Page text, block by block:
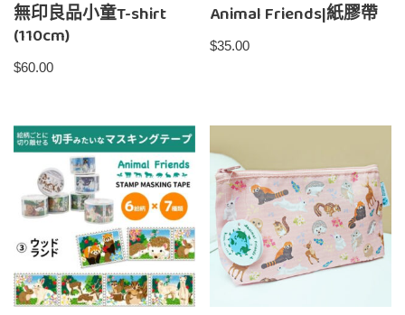
無印良品小童T-shirt
(110cm)
$60.00
Animal Friends|紙膠帶
$35.00